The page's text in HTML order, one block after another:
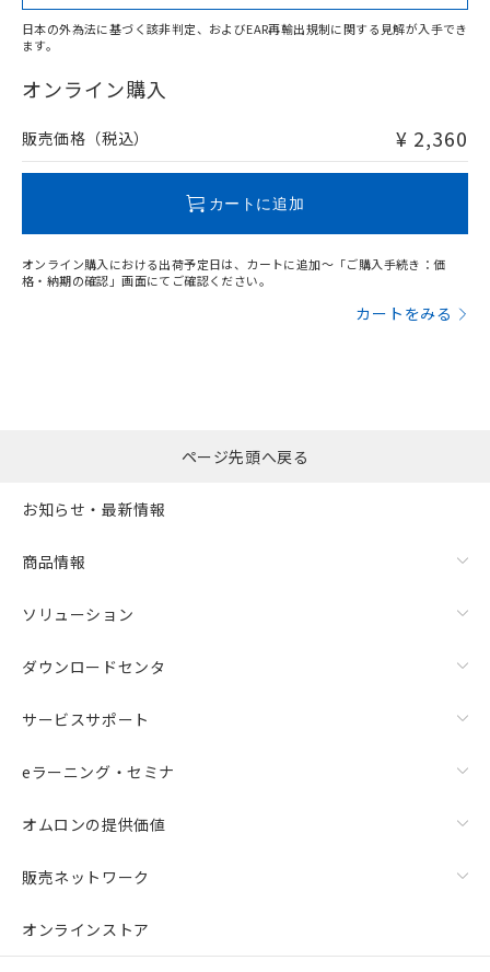
在庫等で未対応品が混在する可能性があります。
問い合わせください。
日本の外為法に基づく該非判定、およびEAR再輸出規制に関する見解が入手でき
ます。
オンライン購入
販売価格（税込） ¥ 2,360
カートに追加
オンライン購入における出荷予定日は、カートに追加～「ご購入手続き：価
格・納期の確認」画面にてご確認ください。
カートをみる
ページ先頭へ戻る
お知らせ・最新情報
商品情報
ソリューション
ダウンロードセンタ
サービスサポート
eラーニング・セミナ
オムロンの提供価値
販売ネットワーク
オンラインストア